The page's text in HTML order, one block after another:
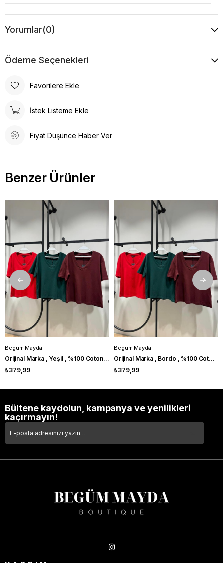
Yorumlar(0)
Ödeme Seçenekleri
Favorilere Ekle
İstek Listeme Ekle
Fiyat Düşünce Haber Ver
Benzer Ürünler
Begüm Mayda
Orijinal Marka , Yeşil , %100 Coton , V Yaka Tshirt
₺379,99
Begüm Mayda
Orijinal Marka , Bordo , %100 Coton , V Yaka Tshirt
₺379,99
Bültene kaydolun, kampanya ve yenilikleri
kaçırmayın!